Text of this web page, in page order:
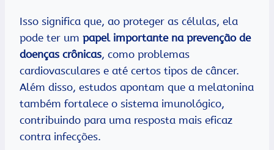
Isso significa que, ao proteger as células, ela
pode ter um papel importante na prevenção de
doenças crônicas, como problemas
cardiovasculares e até certos tipos de câncer.
Além disso, estudos apontam que a melatonina
também fortalece o sistema imunológico,
contribuindo para uma resposta mais eficaz
contra infecções.